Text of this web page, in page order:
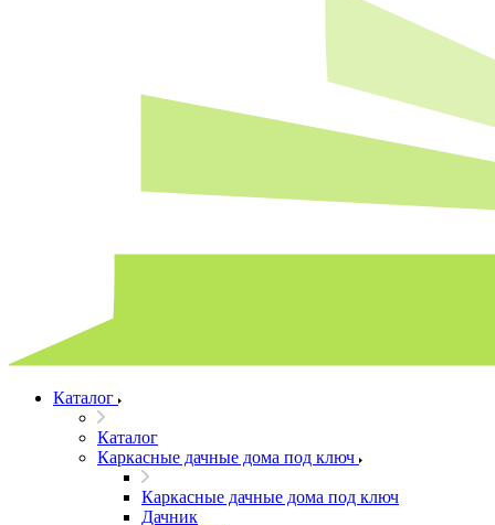
Каталог
Каталог
Каркасные дачные дома под ключ
Каркасные дачные дома под ключ
Дачник